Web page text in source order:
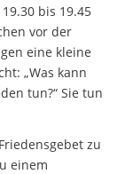
bis 19.45
vor der
eine kleine
„Was kann
tun?“ Sie tun
zu
einem